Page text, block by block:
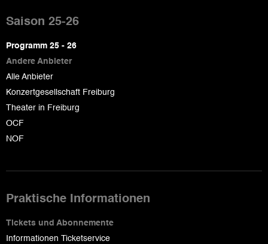
de
page
Saison 25-26
Programm 25 - 26
Andere Anbieter
Alle Anbieter
Konzertgesellschaft Freiburg
Theater in Freiburg
OCF
NOF
Praktische Informationen
Tickets und Abonnemente
Informationen Ticketservice